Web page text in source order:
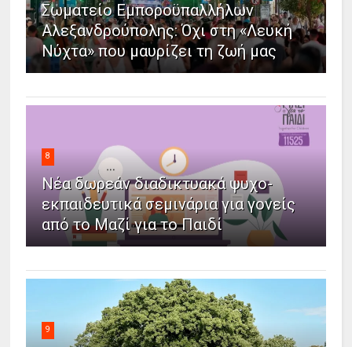
Σωματείο Εμποροϋπαλλήλων
Αλεξανδρούπολης: Όχι στη «Λευκή
Νύχτα» που μαυρίζει τη ζωή μας
8
Νέα δωρεάν διαδικτυακά ψυχο-
εκπαιδευτικά σεμινάρια για γονείς
από το Μαζί για το Παιδί
9